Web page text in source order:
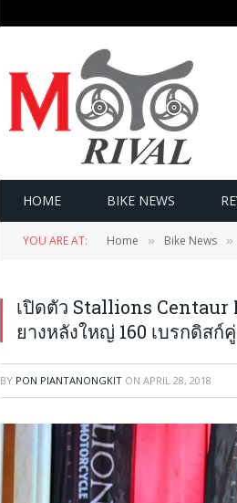
HOME BIKE NEWS
YOU ARE AT: Home » Bike News »
เปิดตัว Stallions Centaur
ยางหลังใหญ่ 160 เบรกดิสก์
BY PON PIANTANONGKIT ON APRIL 28, 2018